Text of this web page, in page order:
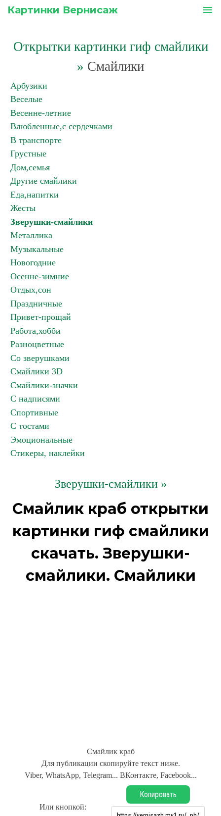
Картинки Вернисаж menu
Открытки картинки гиф смайлики
» Смайлики
Арбузики
Веселые
Весенне-летние
Влюбленные,с сердечками
В транспорте
Грустные
Дом,семья
Другие смайлики
Еда,напитки
Жесты
Зверушки-смайлики
Металлика
Музыкальные
Новогодние
Осенне-зимние
Отдых,сон
Праздничные
Привет-прощай
Работа,хобби
Разноцветные
Со зверушками
Смайлики 3D
Смайлики-значки
С надписями
Спортивные
С тостами
Эмоциональные
Стикеры, наклейки
Зверушки-смайлики »
Смайлик краб открытки
картинки гиф смайлики
скачать. Зверушки-
смайлики. Смайлики
Смайлик краб
Для публикации скопируйте текст ниже.
Viber, WhatsApp, Telegram... ВКонтакте, Facebook...
Или кнопкой:
Копировать